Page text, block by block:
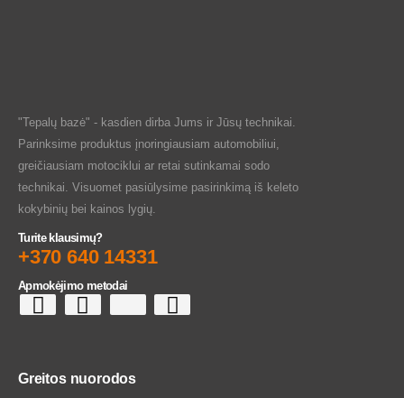
"Tepalų bazė" - kasdien dirba Jums ir Jūsų technikai.
Parinksime produktus įnoringiausiam automobiliui,
greičiausiam motociklui ar retai sutinkamai sodo
technikai. Visuomet pasiūlysime pasirinkimą iš keleto
kokybinių bei kainos lygių.
Turite klausimų?
+370 640 14331
Apmokėjimo metodai
Greitos nuorodos